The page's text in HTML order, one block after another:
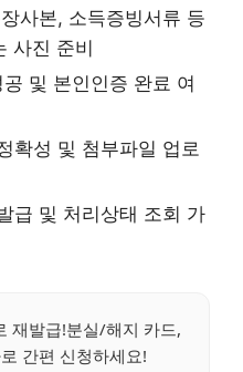
사본, 소득증빙서류 등
사진 준비
공 및 본인인증 완료 여
확성 및 첨부파일 업로
급 및 처리상태 조회 가
재발급!분실/해지 카드,
간편 신청하세요!